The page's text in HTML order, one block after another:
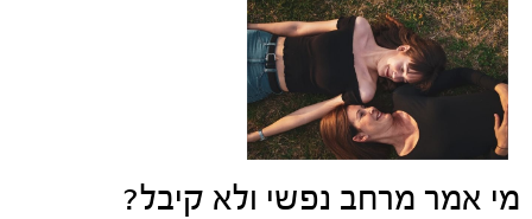
מי אמר מרחב נפשי ולא קיבל?